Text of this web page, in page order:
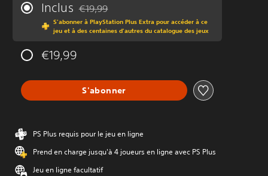
Inclus Remise par rapport au prix d'origine de €19,99
€19,99
S'abonner à PlayStation Plus Extra pour accéder à ce
jeu et à des centaines d'autres du catalogue des jeux
€19,99
S'abonner
PS Plus requis pour le jeu en ligne
Prend en charge jusqu'à 4 joueurs en ligne avec PS Plus
Jeu en ligne facultatif